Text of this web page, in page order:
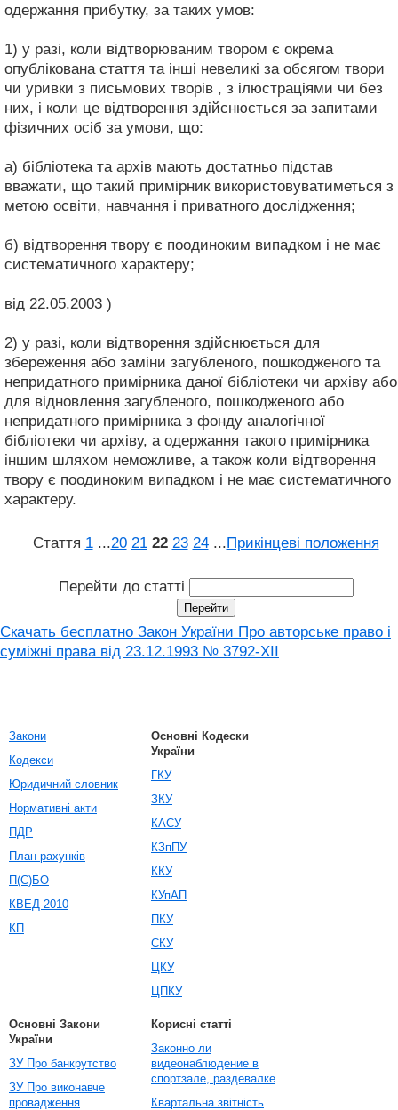
одержання прибутку, за таких умов:
1) у разі, коли відтворюваним твором є окрема
опублікована стаття та інші невеликі за обсягом твори
чи уривки з письмових творів , з ілюстраціями чи без
них, і коли це відтворення здійснюється за запитами
фізичних осіб за умови, що:
а) бібліотека та архів мають достатньо підстав
вважати, що такий примірник використовуватиметься з
метою освіти, навчання і приватного дослідження;
б) відтворення твору є поодиноким випадком і не має
систематичного характеру;
від 22.05.2003 )
2) у разі, коли відтворення здійснюється для
збереження або заміни загубленого, пошкодженого та
непридатного примірника даної бібліотеки чи архіву або
для відновлення загубленого, пошкодженого або
непридатного примірника з фонду аналогічної
бібліотеки чи архіву, а одержання такого примірника
іншим шляхом неможливе, а також коли відтворення
твору є поодиноким випадком і не має систематичного
характеру.
Стаття 1 ...20 21 22 23 24 ...Прикінцеві положення
Перейти до статті
Скачать бесплатно Закон України Про авторське право і
суміжні права від 23.12.1993 № 3792-XII
Закони
Кодекси
Юридичний словник
Нормативні акти
ПДР
План рахунків
П(С)БО
КВЕД-2010
КП
Основні Кодески
України
ГКУ
ЗКУ
КАСУ
КЗпПУ
ККУ
КУпАП
ПКУ
СКУ
ЦКУ
ЦПКУ
Основні Закони
України
ЗУ Про банкрутство
ЗУ Про виконавче
провадження
Корисні статті
Законно ли
видеонаблюдение в
спортзале, раздевалке
Квартальна звітність